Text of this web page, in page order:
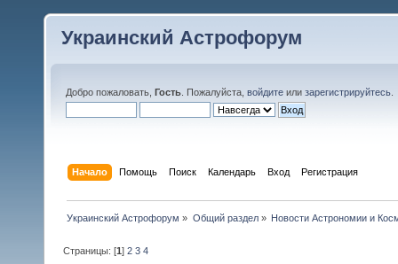
Украинский Астрофорум
Добро пожаловать, Гость . Пожалуйста, войдите или зарегистрируйтесь
Начало Помощь Поиск Календарь Вход Регистрация
Украинский Астрофорум » Общий раздел» Новости Астрономии и
Страницы: [1]2 3 4